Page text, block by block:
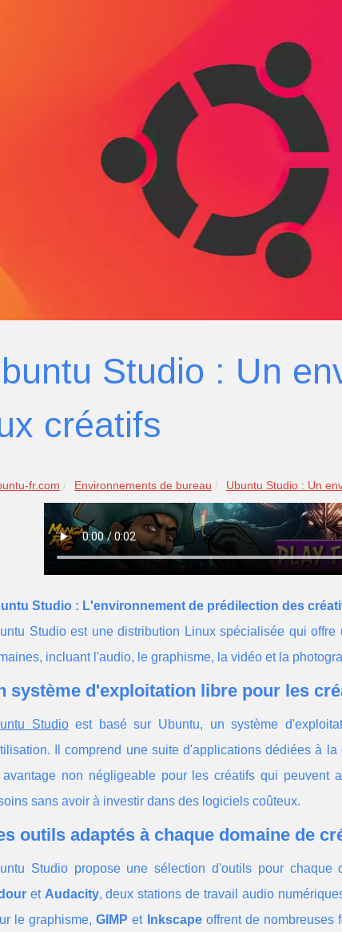
Studio : Un
créatifs
fr.com Environnements de bureau Ubuntu Studio : Un
Studio : L'environnement de prédilection des
Studio est une distribution Linux spécialisée qui
incluant l'audio, le graphisme, la vidéo et la
système d'exploitation libre pour les
Studioest basé sur Ubuntu, un système
Il comprend une suite d'applications dédiées à
avantage non négligeable pour les créatifs qui peuvent
sans avoir à investir dans des logiciels coûteux.
outils adaptés à chaque domaine de
Studio propose une sélection d'outils pour
et Audacity, deux stations de travail audio
le graphisme,GIMP et Inkscapeoffrent de nombreuses